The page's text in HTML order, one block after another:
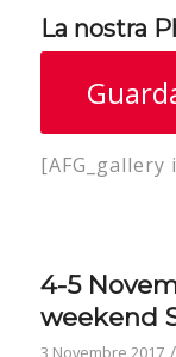
La nostra
[AFG_gallery
4-5
weekend
3 Novembre 2017 /